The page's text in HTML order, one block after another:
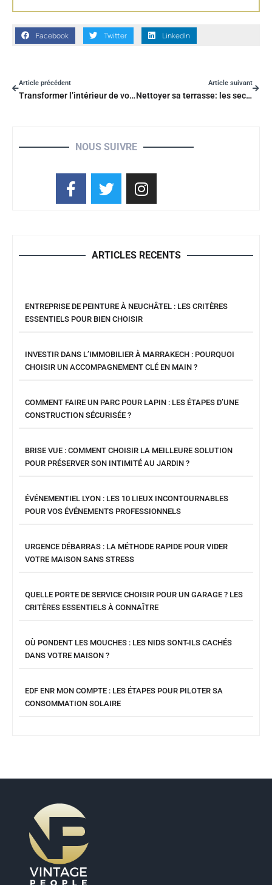
Facebook Twitter LinkedIn
Article précédent
Transformer l’intérieur de votre petite caravane en espace cosy et fonctionnel
Article suivant
Nettoyer sa terrasse: les secrets d’une eau de javel bien dosée pour un éclat durable
NOUS SUIVRE
ARTICLES RECENTS
ENTREPRISE DE PEINTURE À NEUCHÂTEL : LES CRITÈRES
ESSENTIELS POUR BIEN CHOISIR
INVESTIR DANS L’IMMOBILIER À MARRAKECH : POURQUOI
CHOISIR UN ACCOMPAGNEMENT CLÉ EN MAIN ?
COMMENT FAIRE UN PARC POUR LAPIN : LES ÉTAPES D’UNE
CONSTRUCTION SÉCURISÉE ?
BRISE VUE : COMMENT CHOISIR LA MEILLEURE SOLUTION
POUR PRÉSERVER SON INTIMITÉ AU JARDIN ?
ÉVÉNEMENTIEL LYON : LES 10 LIEUX INCONTOURNABLES
POUR VOS ÉVÉNEMENTS PROFESSIONNELS
URGENCE DÉBARRAS : LA MÉTHODE RAPIDE POUR VIDER
VOTRE MAISON SANS STRESS
QUELLE PORTE DE SERVICE CHOISIR POUR UN GARAGE ? LES
CRITÈRES ESSENTIELS À CONNAÎTRE
OÙ PONDENT LES MOUCHES : LES NIDS SONT-ILS CACHÉS
DANS VOTRE MAISON ?
EDF ENR MON COMPTE : LES ÉTAPES POUR PILOTER SA
CONSOMMATION SOLAIRE